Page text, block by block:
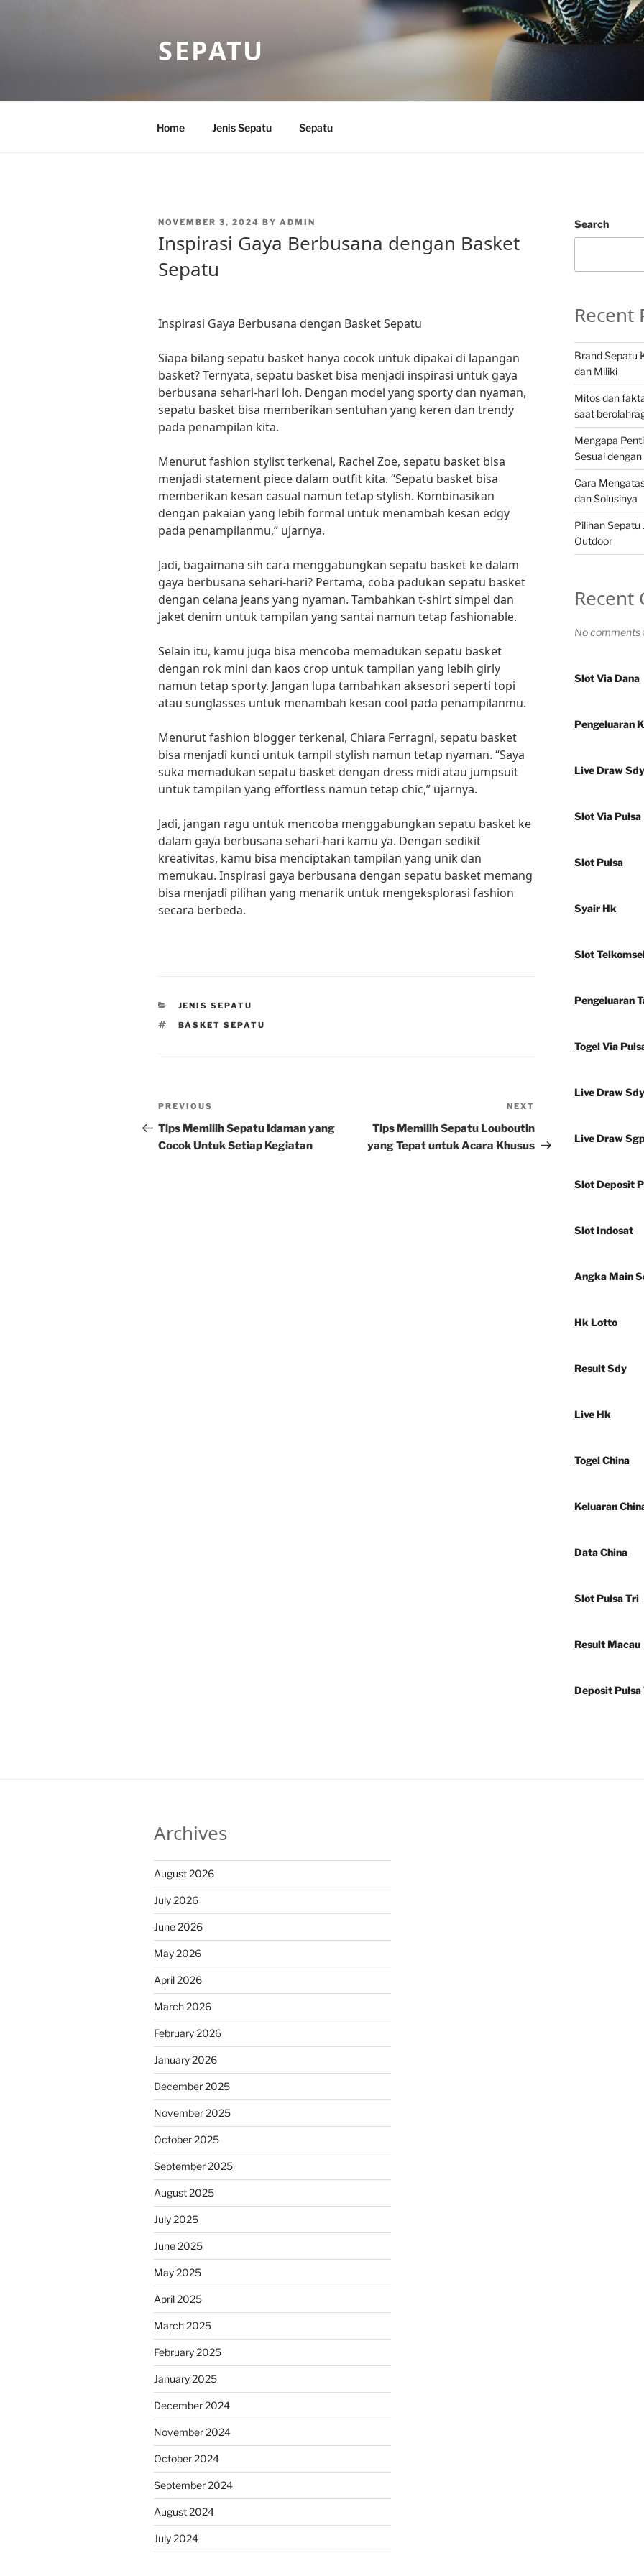
SEPATU
Home Jenis Sepatu Sepatu
POSTED
NOVEMBER 3, 2024 BY ADMIN
Inspirasi Gaya Berbusana dengan Basket
Sepatu
Inspirasi Gaya Berbusana dengan Basket Sepatu
Siapa bilang sepatu basket hanya cocok untuk dipakai di lapangan
basket? Ternyata, sepatu basket bisa menjadi inspirasi untuk gaya
berbusana sehari-hari loh. Dengan model yang sporty dan nyaman,
sepatu basket bisa memberikan sentuhan yang keren dan trendy
pada penampilan kita.
Menurut fashion stylist terkenal, Rachel Zoe, sepatu basket bisa
menjadi statement piece dalam outfit kita. “Sepatu basket bisa
memberikan kesan casual namun tetap stylish. Kombinasikan
dengan pakaian yang lebih formal untuk menambah kesan edgy
pada penampilanmu,” ujarnya.
Jadi, bagaimana sih cara menggabungkan sepatu basket ke dalam
gaya berbusana sehari-hari? Pertama, coba padukan sepatu basket
dengan celana jeans yang nyaman. Tambahkan t-shirt simpel dan
jaket denim untuk tampilan yang santai namun tetap fashionable.
Selain itu, kamu juga bisa mencoba memadukan sepatu basket
dengan rok mini dan kaos crop untuk tampilan yang lebih girly
namun tetap sporty. Jangan lupa tambahkan aksesori seperti topi
atau sunglasses untuk menambah kesan cool pada penampilanmu.
Menurut fashion blogger terkenal, Chiara Ferragni, sepatu basket
bisa menjadi kunci untuk tampil stylish namun tetap nyaman. “Saya
suka memadukan sepatu basket dengan dress midi atau jumpsuit
untuk tampilan yang effortless namun tetap chic,” ujarnya.
Jadi, jangan ragu untuk mencoba menggabungkan sepatu basket ke
dalam gaya berbusana sehari-hari kamu ya. Dengan sedikit
kreativitas, kamu bisa menciptakan tampilan yang unik dan
memukau. Inspirasi gaya berbusana dengan sepatu basket memang
bisa menjadi pilihan yang menarik untuk mengeksplorasi fashion
secara berbeda.
CATEGORIES
JENIS SEPATU
TAGS
BASKET SEPATU
Post
navigation
Previous
Post
PREVIOUS
Tips Memilih Sepatu Idaman yang
Cocok Untuk Setiap Kegiatan
Post
NEXT
Tips Memilih Sepatu Louboutin
yang Tepat untuk Acara Khusus
Search
Recent
Brand Sepatu
dan Miliki
Mitos dan
saat
Mengapa
Sesuai dengan
Cara
dan Solusinya
Pilihan
Outdoor
Recent
No comments
Slot Via Dana
Pengeluaran
Live Draw Sdy
Slot Via Pulsa
Slot Pulsa
Syair Hk
Slot
Pengeluaran
Togel Via
Live Draw Sdy
Live Draw
Slot Deposit
Slot Indosat
Angka Main
Hk Lotto
Result Sdy
Live Hk
Togel China
Keluaran
Data China
Slot Pulsa Tri
Result Macau
Deposit Pulsa
Archives
August 2026
July 2026
June 2026
May 2026
April 2026
March 2026
February 2026
January 2026
December 2025
November 2025
October 2025
September 2025
August 2025
July 2025
June 2025
May 2025
April 2025
March 2025
February 2025
January 2025
December 2024
November 2024
October 2024
September 2024
August 2024
July 2024